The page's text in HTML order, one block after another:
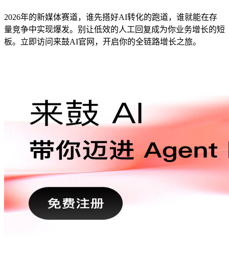
2026年的新媒体赛道，谁先搭好AI转化的跑道，谁就能在存
量竞争中实现爆发。别让低效的人工回复成为你业务增长的短
板。立即访问来鼓AI官网，开启你的全链路增长之旅。